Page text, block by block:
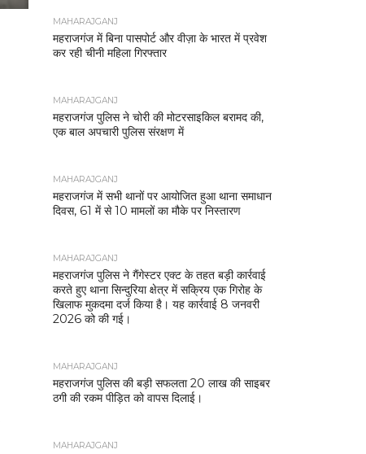
MAHARAJGANJ
महराजगंज में बिना पासपोर्ट और वीज़ा के भारत में प्रवेश
कर रही चीनी महिला गिरफ्तार
MAHARAJGANJ
महराजगंज पुलिस ने चोरी की मोटरसाइकिल बरामद की,
एक बाल अपचारी पुलिस संरक्षण में
MAHARAJGANJ
महराजगंज में सभी थानों पर आयोजित हुआ थाना समाधान
दिवस, 61 में से 10 मामलों का मौके पर निस्तारण
MAHARAJGANJ
महराजगंज पुलिस ने गैंगेस्टर एक्ट के तहत बड़ी कार्रवाई
करते हुए थाना सिन्दुरिया क्षेत्र में सक्रिय एक गिरोह के
खिलाफ मुकदमा दर्ज किया है। यह कार्रवाई 8 जनवरी
2026 को की गई।
MAHARAJGANJ
महराजगंज पुलिस की बड़ी सफलता 20 लाख की साइबर
ठगी की रकम पीड़ित को वापस दिलाई।
MAHARAJGANJ